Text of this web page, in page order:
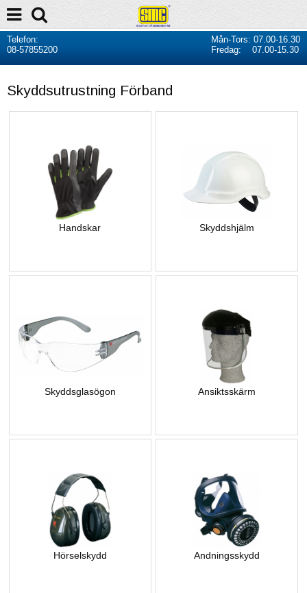
Telefon:
08-57855200
Mån-Tors: 07.00-16.30
Fredag: 07.00-15.30
Skyddsutrustning Förband
Handskar Skyddshjälm
Skyddsglasögon Ansiktsskärm
Hörselskydd Andningsskydd